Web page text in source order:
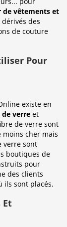
de vêtements et
des
de couture
Pour
existe en
verre et
de verre sont
cher mais
verre sont
boutiques de
pour
des clients
ils sont placés.
Et